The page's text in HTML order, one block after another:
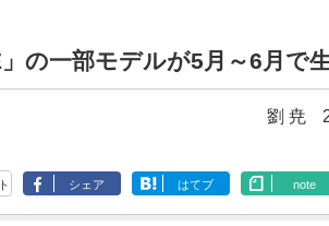
」の一部モデルが5月～6月で
劉 尭
シェア はてブ note